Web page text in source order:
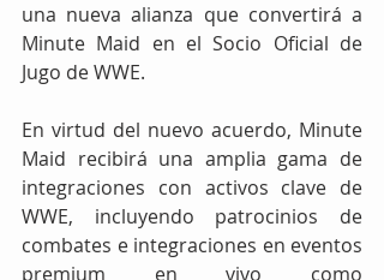
una nueva alianza que convertirá a
Minute Maid en el Socio Oficial de
Jugo de WWE.
En virtud del nuevo acuerdo, Minute
Maid recibirá una amplia gama de
integraciones con activos clave de
WWE, incluyendo patrocinios de
combates e integraciones en eventos
premium en vivo como